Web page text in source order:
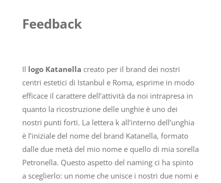
Feedback
Il logo Katanella creato per il brand dei nostri
centri estetici di Istanbul e Roma, esprime in modo
efficace il carattere dell’attività da noi intrapresa in
quanto la ricostruzione delle unghie è uno dei
nostri punti forti. La lettera k all’interno dell’unghia
è l’iniziale del nome del brand Katanella, formato
dalle due metà del mio nome e quello di mia sorella
Petronella. Questo aspetto del naming ci ha spinto
a sceglierlo: un nome che unisce i nostri due nomi e